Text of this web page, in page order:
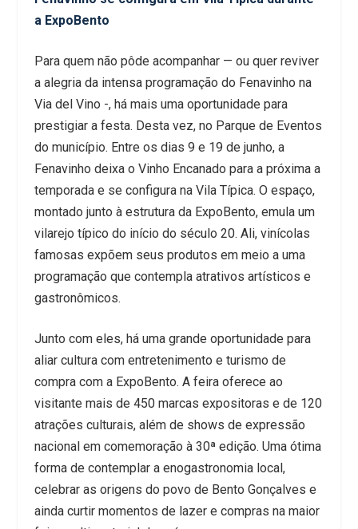
a ExpoBento
Para quem não pôde acompanhar — ou quer reviver
a alegria da intensa programação do Fenavinho na
Via del Vino -, há mais uma oportunidade para
prestigiar a festa. Desta vez, no Parque de Eventos
do município. Entre os dias 9 e 19 de junho, a
Fenavinho deixa o Vinho Encanado para a próxima a
temporada e se configura na Vila Típica. O espaço,
montado junto à estrutura da ExpoBento, emula um
vilarejo típico do início do século 20. Ali, vinícolas
famosas expõem seus produtos em meio a uma
programação que contempla atrativos artísticos e
gastronômicos.
Junto com eles, há uma grande oportunidade para
aliar cultura com entretenimento e turismo de
compra com a ExpoBento. A feira oferece ao
visitante mais de 450 marcas expositoras e de 120
atrações culturais, além de shows de expressão
nacional em comemoração à 30ª edição. Uma ótima
forma de contemplar a enogastronomia local,
celebrar as origens do povo de Bento Gonçalves e
ainda curtir momentos de lazer e compras na maior